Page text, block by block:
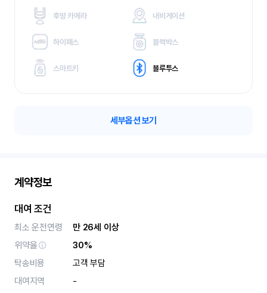
후방 카메라 내비게이션
하이패스 블랙박스
스마트키 블루투스
세부옵션 보기
계약정보
대여 조건
최소 운전연령
만 26세 이상
위약율
30%
탁송비용
고객 부담
대여지역
-